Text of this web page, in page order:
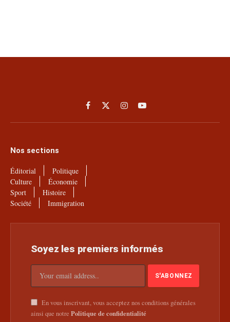
Facebook
X
(Twitter)
InstagramYouTube
Nos sections
Éditorial
Politique
Culture
Économie
Sport
Histoire
Société
Immigration
Soyez les premiers informés
En vous inscrivant, vous acceptez nos conditions générales
ainsi que notre Politique de confidentialité